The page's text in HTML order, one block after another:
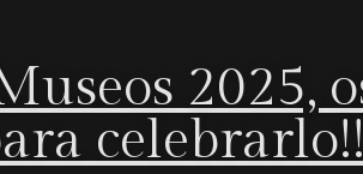
2025,